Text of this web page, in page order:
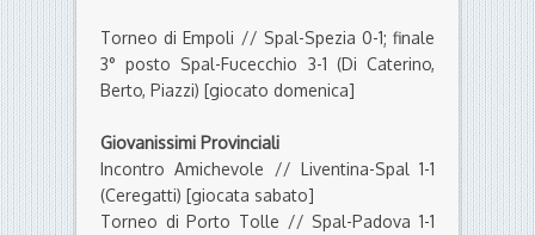
Torneo di Empoli // Spal-Spezia 0-1; finale
3° posto Spal-Fucecchio 3-1 (Di Caterino,
Berto, Piazzi) [giocato domenica]
Giovanissimi Provinciali
Incontro Amichevole // Liventina-Spal 1-1
(Ceregatti) [giocata sabato]
Torneo di Porto Tolle // Spal-Padova 1-1